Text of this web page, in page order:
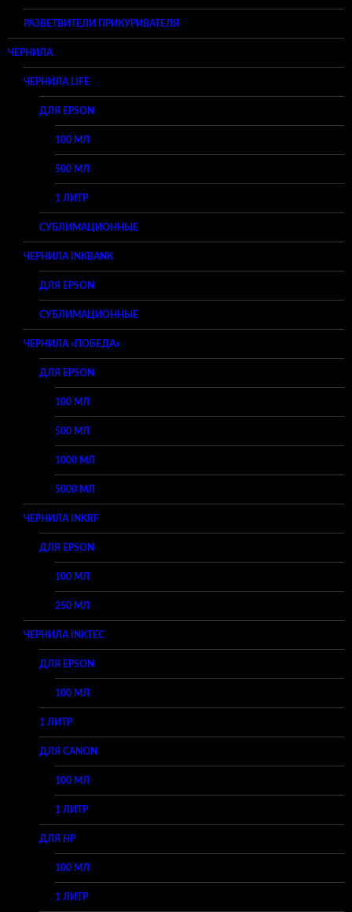
РАЗВЕТВИТЕЛИ ПРИКУРИВАТЕЛЯ
ЧЕРНИЛА
ЧЕРНИЛА LIFE
ДЛЯ EPSON
100 МЛ
500 МЛ
1 ЛИТР
СУБЛИМАЦИОННЫЕ
ЧЕРНИЛА INKBANK
ДЛЯ EPSON
СУБЛИМАЦИОННЫЕ
ЧЕРНИЛА «ПОБЕДА»
ДЛЯ EPSON
100 МЛ
500 МЛ
1000 МЛ
5000 МЛ
ЧЕРНИЛА INKRF
ДЛЯ EPSON
100 МЛ
250 МЛ
ЧЕРНИЛА INKTEC
ДЛЯ EPSON
100 МЛ
1 ЛИТР
ДЛЯ CANON
100 МЛ
1 ЛИТР
ДЛЯ HP
100 МЛ
1 ЛИТР